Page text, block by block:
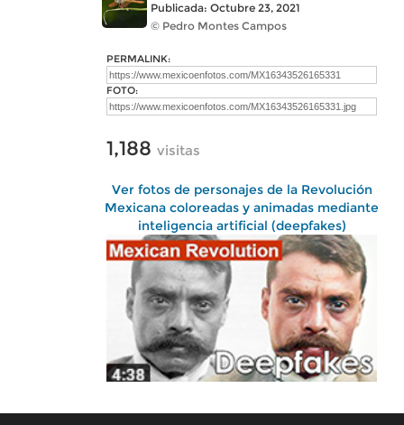
Publicada: Octubre 23, 2021
© Pedro Montes Campos
PERMALINK:
FOTO:
1,188 visitas
Ver fotos de personajes de la Revolución
Mexicana coloreadas y animadas mediante
inteligencia artificial (deepfakes)